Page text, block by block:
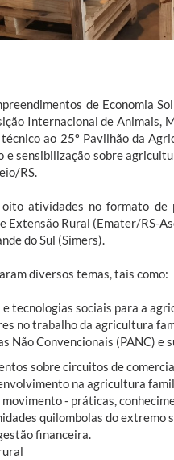
de Economia
Internacional de Animais,
ao 25º Pavilhão da
e sensibilização sobre
RS.
oito atividades no formato
Extensão Rural (Emater/RS-
do Sul (Simers).
diversos temas, tais como:
tecnologias sociais para a
no trabalho da agricultura
Não Convencionais (PANC) e
sobre circuitos de
na agricultura
- práticas,
quilombolas do extremo
financeira.